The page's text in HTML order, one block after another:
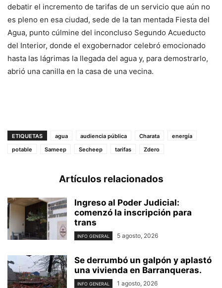
debatir el incremento de tarifas de un servicio que aún no
es pleno en esa ciudad, sede de la tan mentada Fiesta del
Agua, punto cúlmine del inconcluso Segundo Acueducto
del Interior, donde el exgobernador celebró emocionado
hasta las lágrimas la llegada del agua y, para demostrarlo,
abrió una canilla en la casa de una vecina.
ETIQUETAS agua audiencia pública Charata
energía
potable
Sameep Secheep tarifas Zdero
Artículos relacionados
Ingreso al Poder Judicial:
comenzó la inscripción para
trans
INFO GENERAL 5 agosto, 2026
Se derrumbó un galpón y aplastó
una vivienda en Barranqueras.
INFO GENERAL 1 agosto, 2026